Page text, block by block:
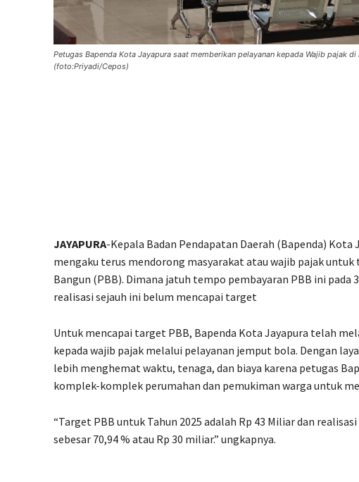
Petugas Bapenda Kota Jayapura saat memberikan pelayanan kepada Wajib pajak
(foto:Priyadi/Cepos)
JAYAPURA-Kepala Badan Pendapatan Daerah (Bapenda) Kota
mengaku terus mendorong masyarakat atau wajib pajak
Bangun (PBB). Dimana jatuh tempo pembayaran PBB ini pada
realisasi sejauh ini belum mencapai target
Untuk mencapai target PBB, Bapenda Kota Jayapura telah
kepada wajib pajak melalui pelayanan jemput bola. Dengan
lebih menghemat waktu, tenaga, dan biaya karena petugas
komplek-komplek perumahan dan pemukiman warga untuk
“Target PBB untuk Tahun 2025 adalah Rp 43 Miliar dan
sebesar 70,94 % atau Rp 30 miliar.” ungkapnya.